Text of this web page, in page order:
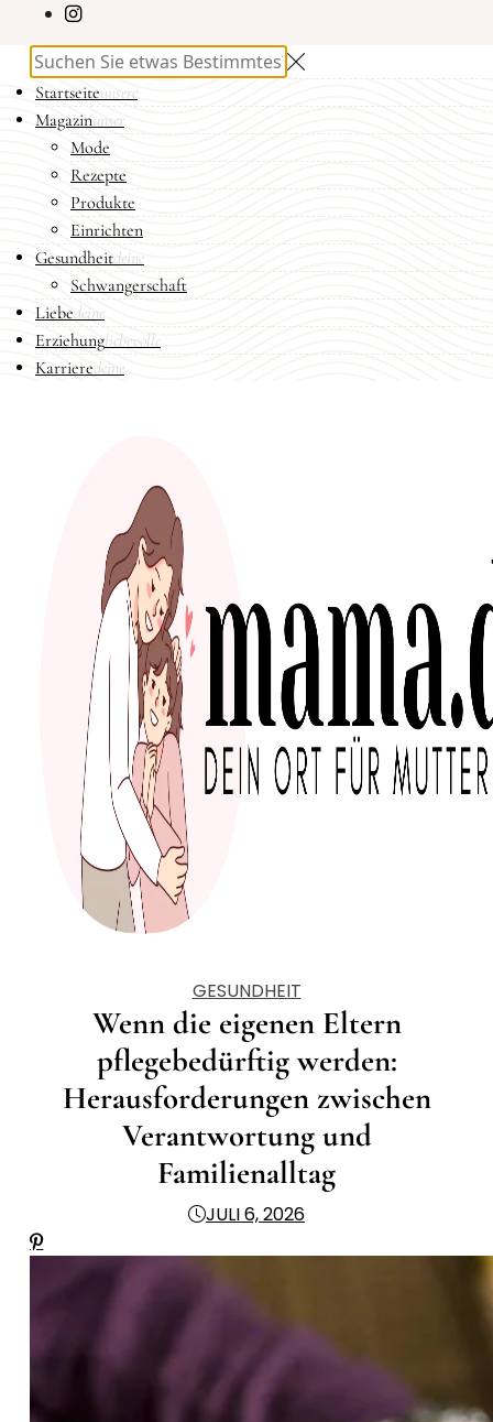
Startseiteunsere
Magazinunser
Mode
Rezepte
Produkte
Einrichten
Gesundheitdeine
Schwangerschaft
Liebedeine
Erziehungliebevolle
Karrieredeine
GESUNDHEIT
Wenn die eigenen Eltern
pflegebedürftig werden:
Herausforderungen zwischen
Verantwortung und
Familienalltag
JULI 6, 2026